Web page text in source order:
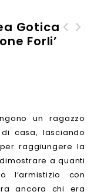
Gotica
Forli’
un ragazzo
casa, lasciando
raggiungere la
a quanti
l’armistizio con
ancora chi era